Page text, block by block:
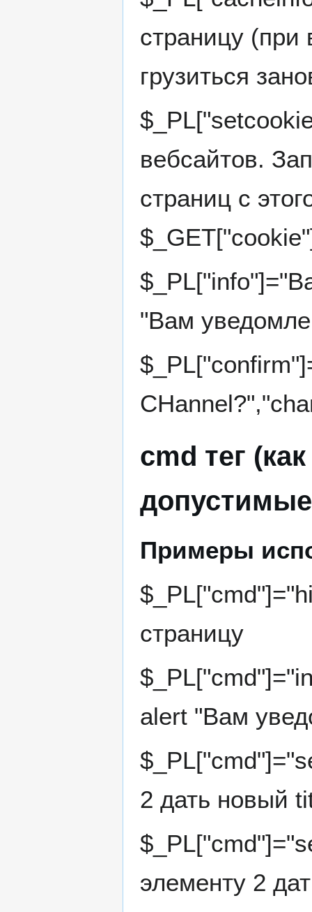
страницу (при
грузиться
вебсайтов.
страниц с
"Вам
cmd тег
Примеры
страницу
alert "Вам
2 дать новый
элементу 2